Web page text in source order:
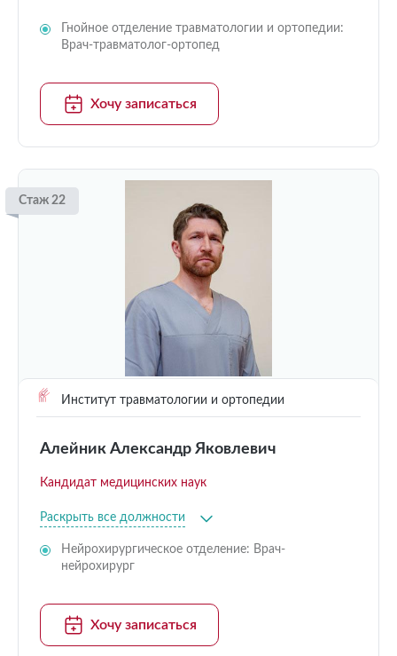
Гнойное отделение травматологии и ортопедии:
Врач-травматолог-ортопед
Хочу записаться
Стаж 22
Институт травматологии и ортопедии
Алейник Александр Яковлевич
Кандидат медицинских наук
Раскрыть все должности
Нейрохирургическое отделение: Врач-
нейрохирург
Хочу записаться